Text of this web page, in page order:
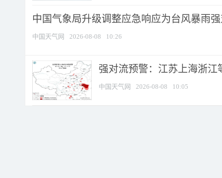
中国气象局升级调整应急响应为台风暴雨
中国天气网 2026-08-08 10:26
强对流预警：江苏上海浙江
中国天气网 2026-08-08 10:05